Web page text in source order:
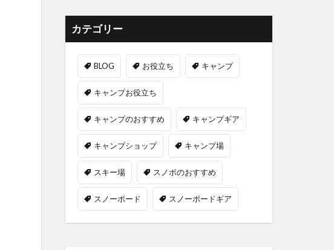
カテゴリー
BLOG お役立ち キャンプ
キャンプお役立ち
キャンプのおすすめ キャンプギア
キャンプショップ キャンプ場
スキー場 スノボのおすすめ
スノーボード スノーボードギア